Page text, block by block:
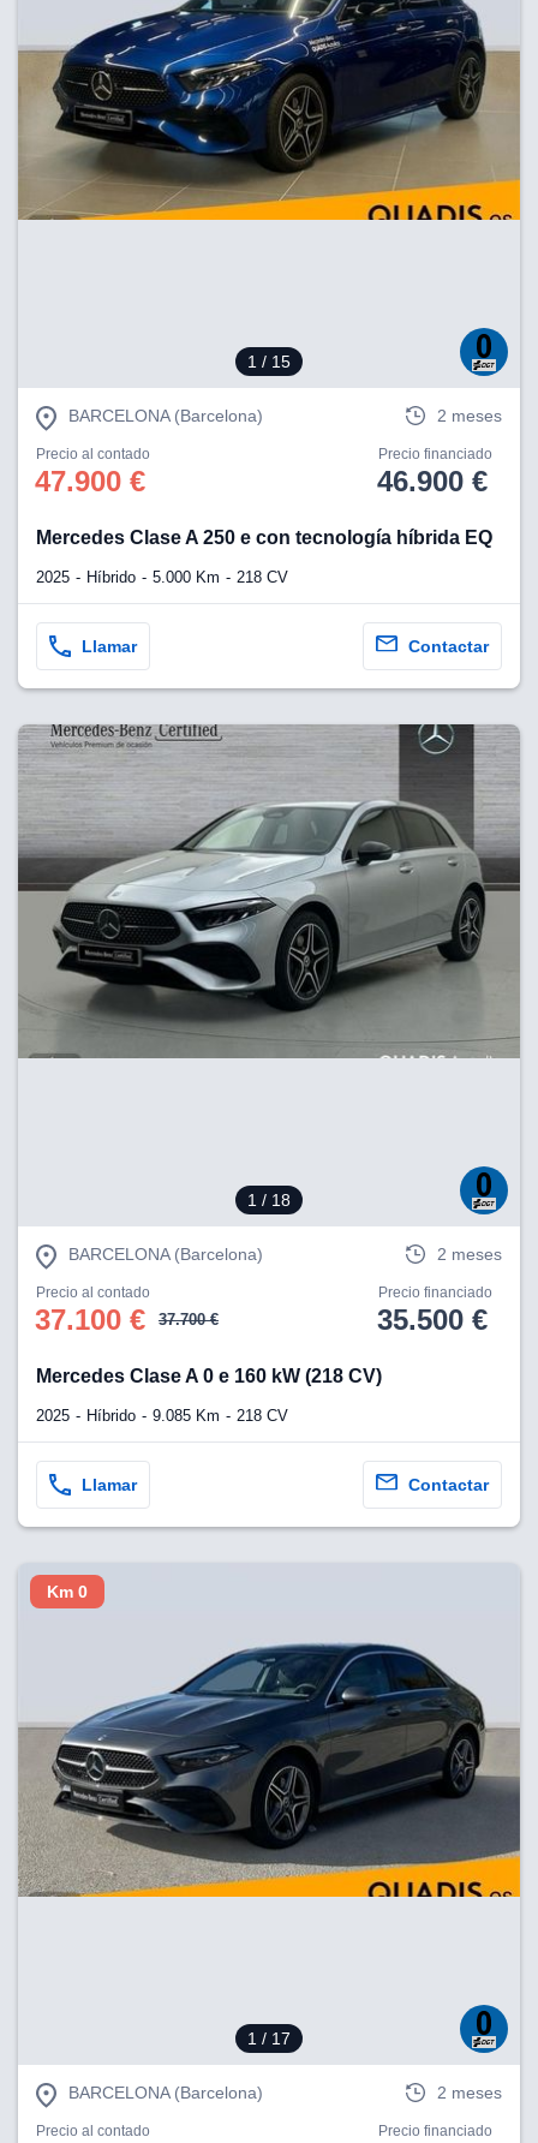
1 / 15
BARCELONA (Barcelona) 2 meses
Precio al contado
47.900 €
Precio financiado
46.900 €
Mercedes Clase A 250 e con tecnología híbrida EQ
2025 Híbrido 5.000 Km 218 CV
Llamar Contactar
1 / 18
BARCELONA (Barcelona) 2 meses
Precio al contado
37.100 € 37.700 €
Precio financiado
35.500 €
Mercedes Clase A 0 e 160 kW (218 CV)
2025 Híbrido 9.085 Km 218 CV
Llamar Contactar
1 / 17
Km 0
BARCELONA (Barcelona) 2 meses
Precio al contado Precio financiado